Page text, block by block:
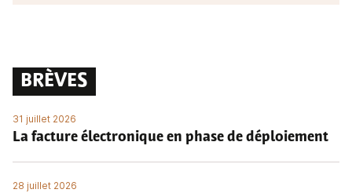
BRÈVES
31 juillet 2026
La facture électronique en phase de déploiement
28 juillet 2026